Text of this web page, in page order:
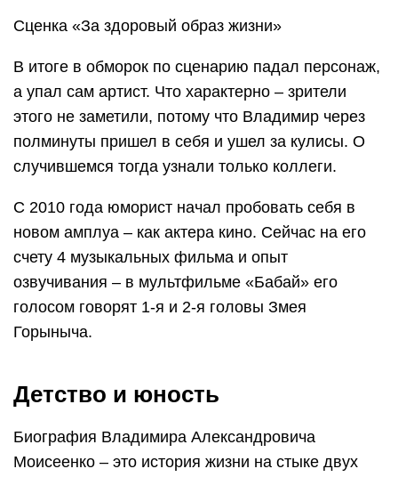
Сценка «За здоровый образ жизни»
В итоге в обморок по сценарию падал персонаж,
а упал сам артист. Что характерно – зрители
этого не заметили, потому что Владимир через
полминуты пришел в себя и ушел за кулисы. О
случившемся тогда узнали только коллеги.
С 2010 года юморист начал пробовать себя в
новом амплуа – как актера кино. Сейчас на его
счету 4 музыкальных фильма и опыт
озвучивания – в мультфильме «Бабай» его
голосом говорят 1-я и 2-я головы Змея
Горыныча.
Детство и юность
Биография Владимира Александровича
Моисеенко – это история жизни на стыке двух